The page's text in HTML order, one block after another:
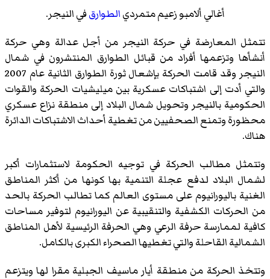
أغالي ألامبو زعيم متمرديالطوارقفي النيجر.
تتمثل المعارضة في حركة النيجر من أجل عدالة وهي حركة
أنشأها وتزعمها أفراد من قبائل الطوارق المنتشرون في شمال
النيجر وقد قامت الحركة بإشعال ثورة الطوارق الثانية عام 2007
والتي أدت إلى اشتباكات عسكرية بين ميليشيات الحركة والقوات
الحكومية بالنيجر وتحويل شمال البلاد إلى منطقة نزاع عسكري
محظورة وتمنع الصحفيين من تغطية أحداث الاشتباكات الدائرة
هناك.
وتتمثل مطالب الحركة في توجيه الحكومة لاستثمارات أكبر
لشمال البلاد لدفع عجلة التنمية بها كونها من أكثر المناطق
الغنية باليورانيوم على مستوى العالم كما تطالب الحركة بالحد
من الحركات الكشفية والتنقيبية عن اليورانيوم لتوفير مساحات
كافية لممارسة حرفة الرعي وهي الحرفة الرئيسية لأهل المناطق
الشمالية القاحلة والتي تغطيها الصحراء الكبرى بالكامل.
وتتخذ الحركة من منطقة أيار ماسيف الجبلية مقرا لها ويتزعم